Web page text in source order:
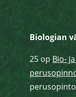
Biologian
25 op Bio-